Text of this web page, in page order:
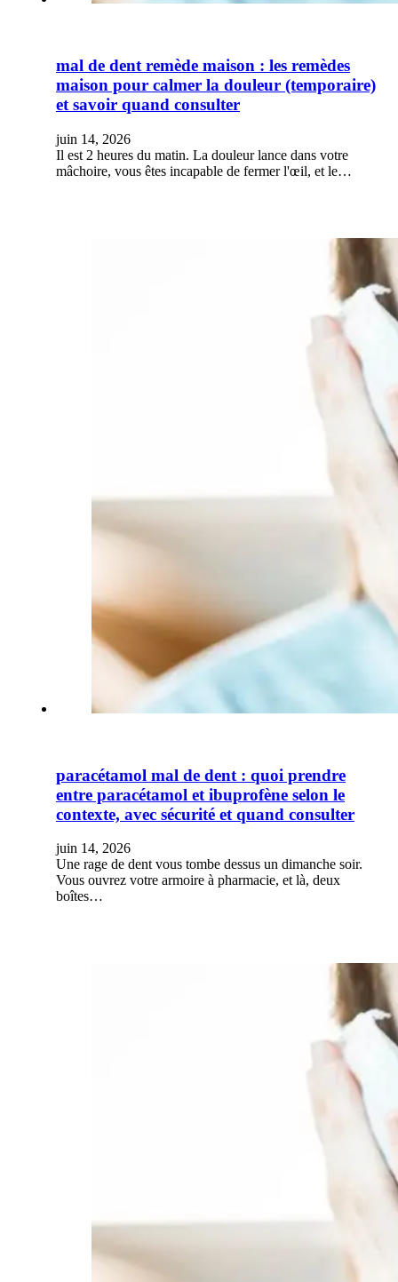
mal de dent remède maison : les remèdes
maison pour calmer la douleur (temporaire)
et savoir quand consulter
juin 14, 2026
Il est 2 heures du matin. La douleur lance dans votre
mâchoire, vous êtes incapable de fermer l'œil, et le…
paracétamol mal de dent : quoi prendre
entre paracétamol et ibuprofène selon le
contexte, avec sécurité et quand consulter
juin 14, 2026
Une rage de dent vous tombe dessus un dimanche soir.
Vous ouvrez votre armoire à pharmacie, et là, deux
boîtes…